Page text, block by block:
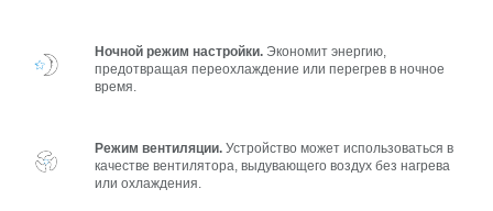
Ночной режим настройки. Экономит энергию,
предотвращая переохлаждение или перегрев в ночное
время.
Режим вентиляции.Устройство может использоваться в
качестве вентилятора, выдувающего воздух без нагрева
или охлаждения.